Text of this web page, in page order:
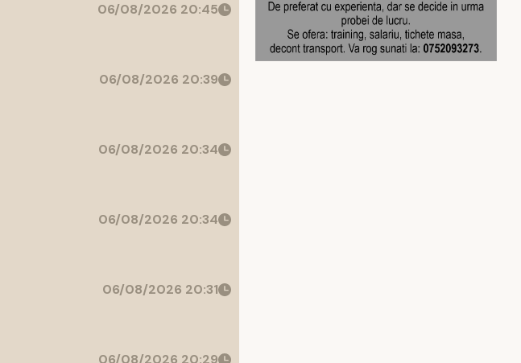
06/08/2026 20:45
06/08/2026 20:39
06/08/2026 20:34
06/08/2026 20:34
06/08/2026 20:31
06/08/2026 20:29